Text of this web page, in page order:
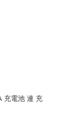
充電池 連 充